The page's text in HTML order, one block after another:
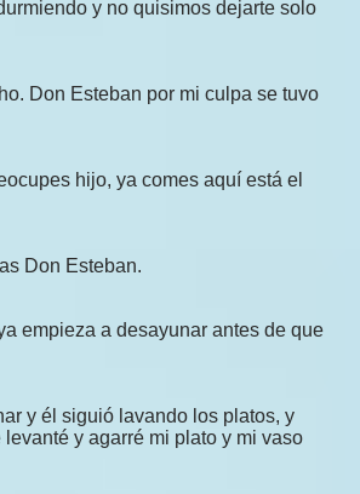
y no quisimos dejarte solo
Don Esteban por mi culpa se tuvo
hijo, ya comes aquí está el
Don Esteban.
empieza a desayunar antes de que
y él siguió lavando los platos, y
y agarré mi plato y mi vaso